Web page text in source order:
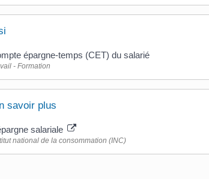
épargne-temps (CET) du salarié
- Formation
savoir plus
salariale
national de la consommation (INC)